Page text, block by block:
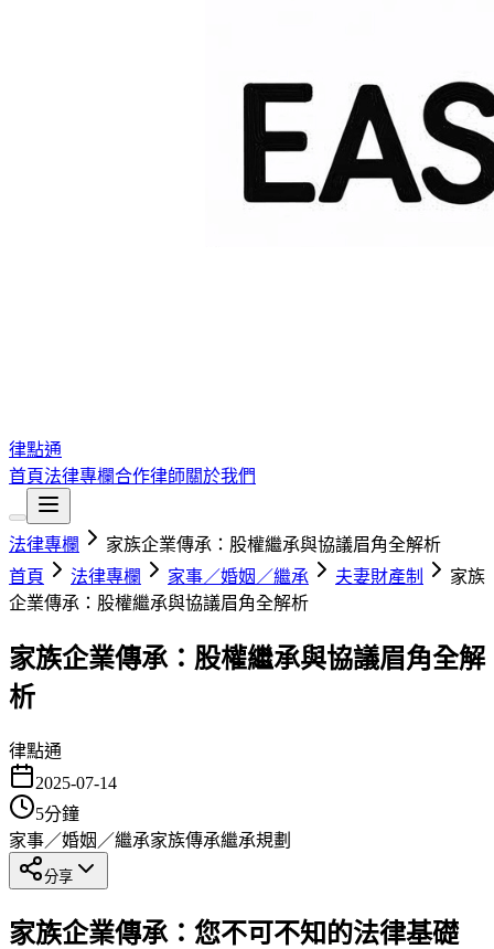
律點通
首頁法律專欄合作律師關於我們
法律專欄
家族企業傳承：股權繼承與協議眉角全解析
首頁
法律專欄 家事／婚姻／繼承 夫妻財產制
家族
企業傳承：股權繼承與協議眉角全解析
家族企業傳承：股權繼承與協議眉角全解
析
律點通
2025-07-14
5分鐘
家事／婚姻／繼承家族傳承繼承規劃
分享
家族企業傳承：您不可不知的法律基礎